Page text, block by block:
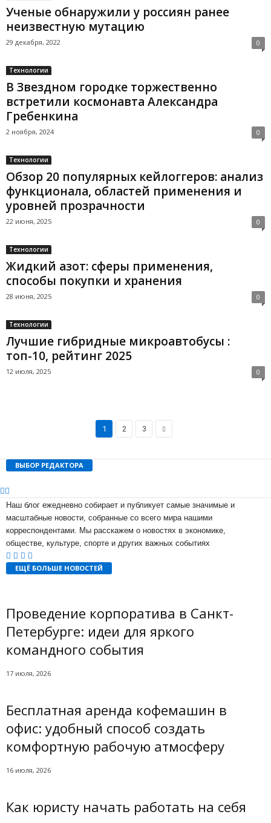
Ученые обнаружили у россиян ранее
неизвестную мутацию
29 декабря, 2022 0
Технологии
В Звездном городке торжественно
встретили космонавта Александра
Гребенкина
2 ноября, 2024 0
Технологии
Обзор 20 популярных кейлоггеров: анализ
функционала, областей применения и
уровней прозрачности
22 июня, 2025 0
Технологии
Жидкий азот: сферы применения,
способы покупки и хранения
28 июня, 2025 0
Технологии
Лучшие гибридные микроавтобусы :
топ-10, рейтинг 2025
12 июля, 2025 0
1 2 3
ВЫБОР РЕДАКТОРА
Наш блог ежедневно собирает и публикует самые значимые и
масштабные новости, собранные со всего мира нашими
корреспондентами. Мы расскажем о новостях в экономике,
обществе, культуре, спорте и других важных событиях
ЕЩЁ БОЛЬШЕ НОВОСТЕЙ
Проведение корпоратива в Санкт-
Петербурге: идеи для яркого
командного события
17 июля, 2026
Бесплатная аренда кофемашин в
офис: удобный способ создать
комфортную рабочую атмосферу
16 июля, 2026
Как юристу начать работать на себя